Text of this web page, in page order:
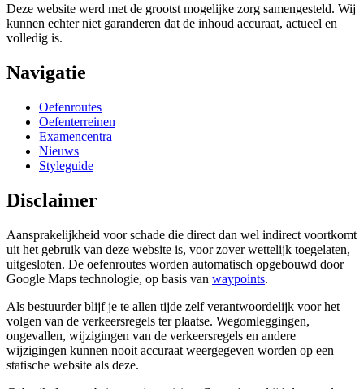
Deze website werd met de grootst mogelijke zorg samengesteld. Wij
kunnen echter niet garanderen dat de inhoud accuraat, actueel en
volledig is.
Navigatie
Oefenroutes
Oefenterreinen
Examencentra
Nieuws
Styleguide
Disclaimer
Aansprakelijkheid voor schade die direct dan wel indirect voortkomt
uit het gebruik van deze website is, voor zover wettelijk toegelaten,
uitgesloten. De oefenroutes worden automatisch opgebouwd door
Google Maps technologie, op basis van waypoints.
Als bestuurder blijf je te allen tijde zelf verantwoordelijk voor het
volgen van de verkeersregels ter plaatse. Wegomleggingen,
ongevallen, wijzigingen van de verkeersregels en andere
wijzigingen kunnen nooit accuraat weergegeven worden op een
statische website als deze.